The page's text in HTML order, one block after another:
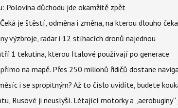
Polovina důchodu jde okamžitě zpět
je štěstí, odměna i změna, na kterou dlouho
výzbroje, radar i 12 stíhacích dronů najednou
1 tekutina, kterou Italové používají po generace
na mapě. Přes 250 milionů řidičů dostane
i se spropitným? Až to číslo uvidíte, budete
Rusové ji neuslyší. Létající motorky a